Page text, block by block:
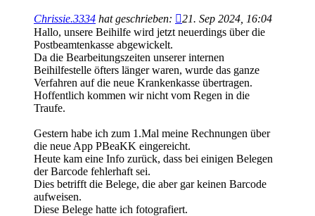
Chrissie.3334 hat geschrieben:
21. Sep 2024, 16:04
Hallo, unsere Beihilfe wird jetzt neuerdings über die
Postbeamtenkasse abgewickelt.
Da die Bearbeitungszeiten unserer internen
Beihilfestelle öfters länger waren, wurde das ganze
Verfahren auf die neue Krankenkasse übertragen.
Hoffentlich kommen wir nicht vom Regen in die
Traufe.
Gestern habe ich zum 1.Mal meine Rechnungen über
die neue App PBeaKK eingereicht.
Heute kam eine Info zurück, dass bei einigen Belegen
der Barcode fehlerhaft sei.
Dies betrifft die Belege, die aber gar keinen Barcode
aufweisen.
Diese Belege hatte ich fotografiert.